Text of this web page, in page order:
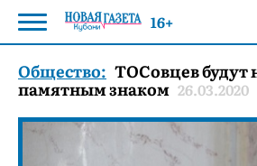
Общество: ТОСовцев будут
памятным знаком 26.03.2020
16+